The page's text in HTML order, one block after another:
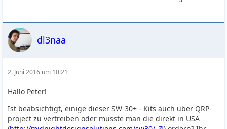
dl3naa
2. Juni 2016 um 10:21
Hallo Peter!
Ist beabsichtigt, einige dieser SW-30+ - Kits auch über QRP-
project zu vertreiben oder müsste man die direkt in USA